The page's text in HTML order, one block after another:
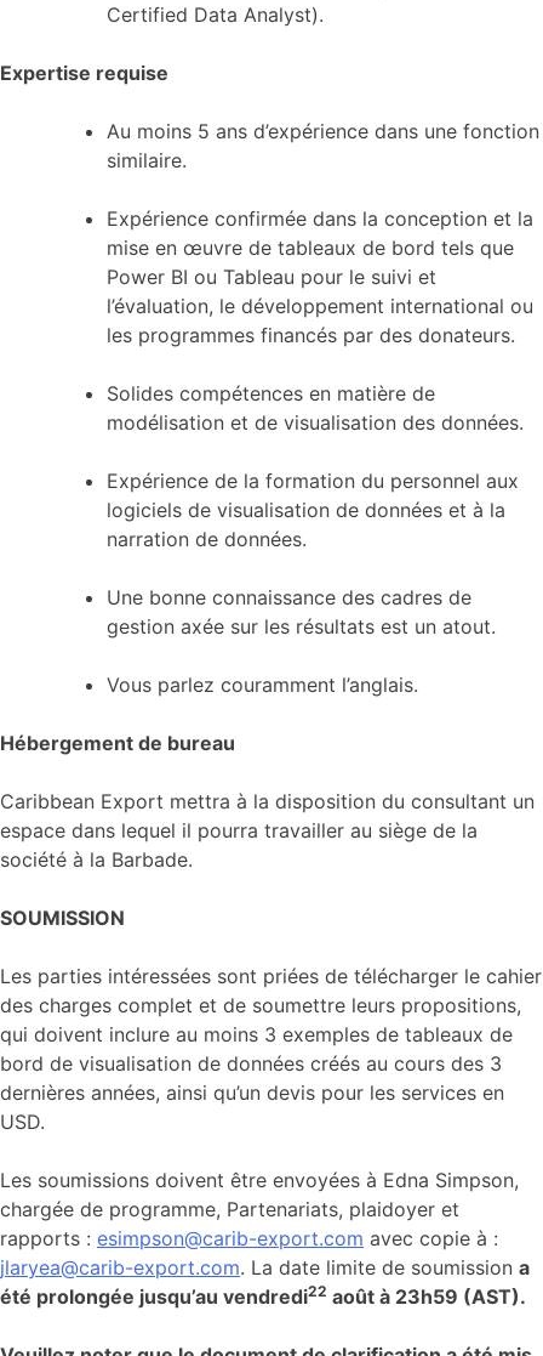
Certified Data Analyst).
Expertise requise
Au moins 5 ans d’expérience dans une fonction
similaire.
Expérience confirmée dans la conception et la
mise en œuvre de tableaux de bord tels que
Power BI ou Tableau pour le suivi et
l’évaluation, le développement international ou
les programmes financés par des donateurs.
Solides compétences en matière de
modélisation et de visualisation des données.
Expérience de la formation du personnel aux
logiciels de visualisation de données et à la
narration de données.
Une bonne connaissance des cadres de
gestion axée sur les résultats est un atout.
Vous parlez couramment l’anglais.
Hébergement de bureau
Caribbean Export mettra à la disposition du consultant un
espace dans lequel il pourra travailler au siège de la
société à la Barbade.
SOUMISSION
Les parties intéressées sont priées de télécharger le cahier
des charges complet et de soumettre leurs propositions,
qui doivent inclure au moins 3 exemples de tableaux de
bord de visualisation de données créés au cours des 3
dernières années, ainsi qu’un devis pour les services en
USD.
Les soumissions doivent être envoyées à Edna Simpson,
chargée de programme, Partenariats, plaidoyer et
rapports : esimpson@carib-export.com avec copie à :
jlaryea@carib-export.com. La date limite de soumission a
été prolongée jusqu’au vendredi22 août à 23h59 (AST).